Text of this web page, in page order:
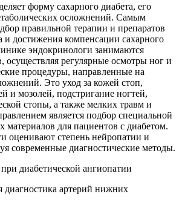
форму сахарного диабета, его
осложнений. Самым
правильной терапии и препаратов
и достижения компенсации сахарного
эндокринологи занимаются
осуществляя регулярные осмотры ног и
процедуры, направленные на
Это уход за кожей стоп,
и мозолей, подстригание ногтей,
стопы, а также мелких травм и
является подбор специальной
материалов для пациентов с диабетом.
оценивают степень нейропатии и
современные диагностические методы.
диагностика артерий нижних